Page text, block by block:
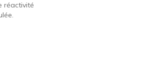
réactivité